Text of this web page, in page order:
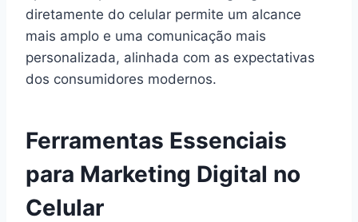
diretamente do celular permite um alcance
mais amplo e uma comunicação mais
personalizada, alinhada com as expectativas
dos consumidores modernos.
Ferramentas Essenciais
para Marketing Digital no
Celular